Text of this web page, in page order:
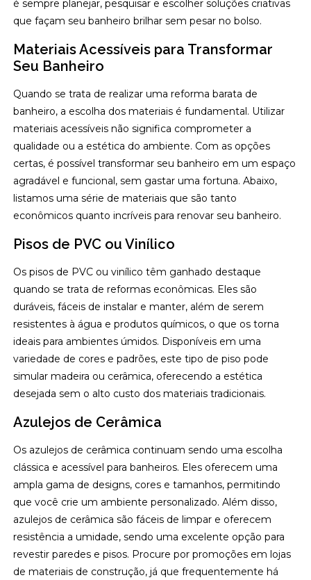
é sempre planejar, pesquisar e escolher soluções criativas
que façam seu banheiro brilhar sem pesar no bolso.
Materiais Acessíveis para Transformar
Seu Banheiro
Quando se trata de realizar uma reforma barata de
banheiro, a escolha dos materiais é fundamental. Utilizar
materiais acessíveis não significa comprometer a
qualidade ou a estética do ambiente. Com as opções
certas, é possível transformar seu banheiro em um espaço
agradável e funcional, sem gastar uma fortuna. Abaixo,
listamos uma série de materiais que são tanto
econômicos quanto incríveis para renovar seu banheiro.
Pisos de PVC ou Vinílico
Os pisos de PVC ou vinílico têm ganhado destaque
quando se trata de reformas econômicas. Eles são
duráveis, fáceis de instalar e manter, além de serem
resistentes à água e produtos químicos, o que os torna
ideais para ambientes úmidos. Disponíveis em uma
variedade de cores e padrões, este tipo de piso pode
simular madeira ou cerâmica, oferecendo a estética
desejada sem o alto custo dos materiais tradicionais.
Azulejos de Cerâmica
Os azulejos de cerâmica continuam sendo uma escolha
clássica e acessível para banheiros. Eles oferecem uma
ampla gama de designs, cores e tamanhos, permitindo
que você crie um ambiente personalizado. Além disso,
azulejos de cerâmica são fáceis de limpar e oferecem
resistência a umidade, sendo uma excelente opção para
revestir paredes e pisos. Procure por promoções em lojas
de materiais de construção, já que frequentemente há